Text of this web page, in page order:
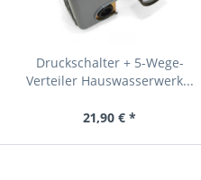
Druckschalter + 5-Wege-
Verteiler Hauswasserwerk...
21,90 € *